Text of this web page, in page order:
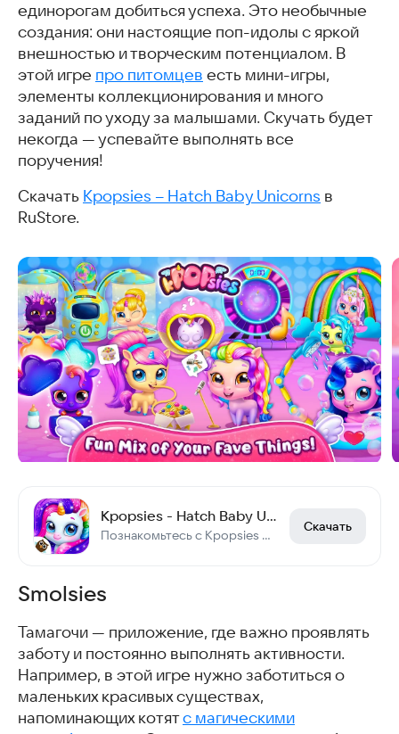
единорогам добиться успеха. Это необычные
создания: они настоящие поп-идолы с яркой
внешностью и творческим потенциалом. В
этой игре про питомцев есть мини-игры,
элементы коллекционирования и много
заданий по уходу за малышами. Скучать будет
некогда — успевайте выполнять все
поручения!
Скачать Kpopsies – Hatch Baby Unicorns в
RuStore.
Kpopsies - Hatch Baby Unicorns
Познакомьтесь с Kpopsies — виртуальными поп-идолами-единорогами
Скачать
Smolsies
Тамагочи — приложение, где важно проявлять
заботу и постоянно выполнять активности.
Например, в этой игре нужно заботиться о
маленьких красивых существах,
напоминающих котятс магическими